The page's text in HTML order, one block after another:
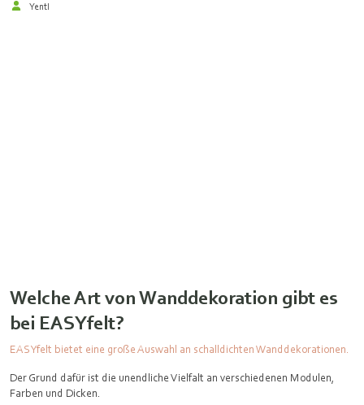
Yentl
Welche Art von Wanddekoration gibt es
bei EASYfelt?
EASYfelt bietet eine große Auswahl an schalldichten Wanddekorationen.
Der Grund dafür ist die unendliche Vielfalt an verschiedenen Modulen,
Farben und Dicken.